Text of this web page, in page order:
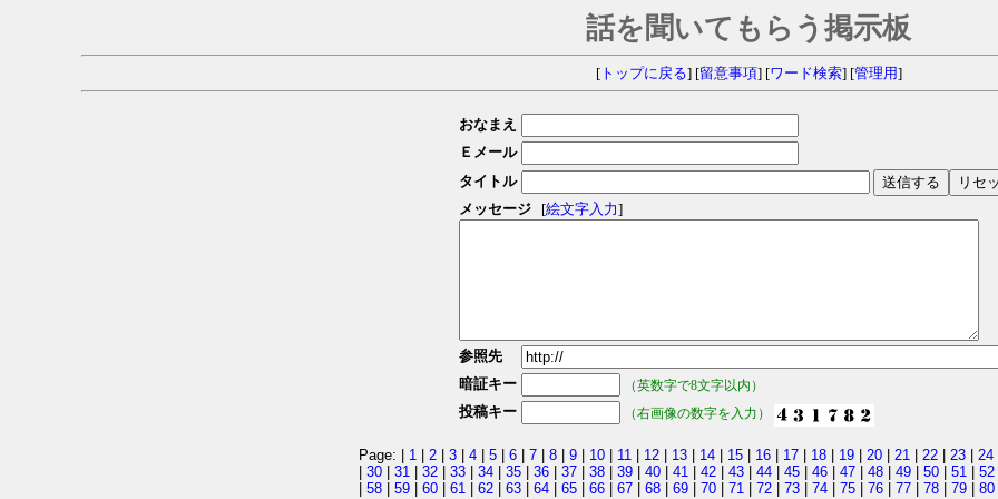
話を聞いてもらう掲示板
[トップに戻る] [留意事項] [ワード検索] [管理用]
おなまえ
Ｅメール
タイトル
メッセージ
[絵文字入力]
参照先
暗証キー
（英数字で8文字以内）
投稿キー （右画像の数字を入力）
Page: | 1 2 3 4 5 6 7 8 9 10 11 12 13 14 15 16 17 18 19 20 21 22 23 24
30 31 32 33 34 35 36 37 38 39 40 41 42 43 44 45 46 47 48 49 50 51 52
58 59 60 61 62 63 64 65 66 67 68 69 70 71 72 73 74 75 76 77 78 79 80